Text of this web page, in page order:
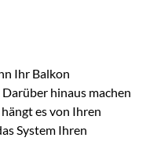
Ihr Balkon
hinaus machen
es von Ihren
System Ihren